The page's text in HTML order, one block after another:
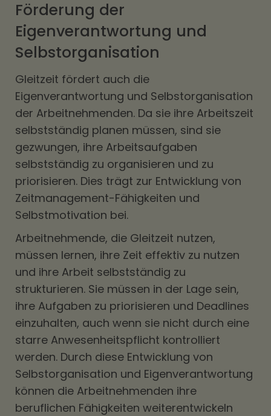
Förderung der
Eigenverantwortung und
Selbstorganisation
Gleitzeit fördert auch die
Eigenverantwortung und Selbstorganisation
der Arbeitnehmenden. Da sie ihre Arbeitszeit
selbstständig planen müssen, sind sie
gezwungen, ihre Arbeitsaufgaben
selbstständig zu organisieren und zu
priorisieren. Dies trägt zur Entwicklung von
Zeitmanagement-Fähigkeiten und
Selbstmotivation bei.
Arbeitnehmende, die Gleitzeit nutzen,
müssen lernen, ihre Zeit effektiv zu nutzen
und ihre Arbeit selbstständig zu
strukturieren. Sie müssen in der Lage sein,
ihre Aufgaben zu priorisieren und Deadlines
einzuhalten, auch wenn sie nicht durch eine
starre Anwesenheitspflicht kontrolliert
werden. Durch diese Entwicklung von
Selbstorganisation und Eigenverantwortung
können die Arbeitnehmenden ihre
beruflichen Fähigkeiten weiterentwickeln